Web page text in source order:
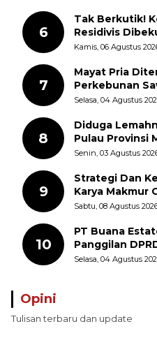
6
Tak Berkutik!
Residivis
Curanmor Di
Kamis, 06 Agustus
7
Mayat Pria
Perkebunan
Polisi Selidiki
Selasa, 04 Agustus
8
Diduga
Pulau Provinsi
Pungli
Senin, 03 Agustus
9
Strategi Dan
Karya Makmur
Swasembada
Sabtu, 08 Agustus
10
PT Buana
Panggilan
Selasa, 04 Agustus
Opini
Tulisan terbaru dan update